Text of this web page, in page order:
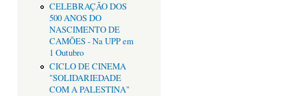
CELEBRAÇÃO DOS
500 ANOS DO
NASCIMENTO DE
CAMÕES - Na UPP em
1 Outubro
CICLO DE CINEMA
"SOLIDARIEDADE
COM A PALESTINA"